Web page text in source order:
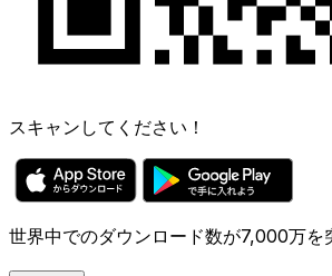
スキャンしてください！
世界中でのダウンロード数が7,000万を